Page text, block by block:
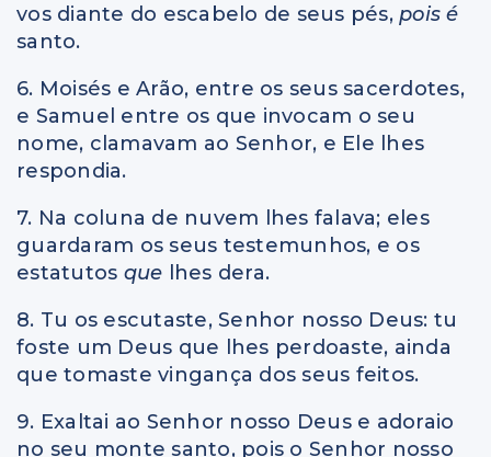
vos diante do escabelo de seus pés, pois é
santo.
6. Moisés e Arão, entre os seus sacerdotes,
e Samuel entre os que invocam o seu
nome, clamavam ao Senhor, e Ele lhes
respondia.
7. Na coluna de nuvem lhes falava; eles
guardaram os seus testemunhos, e os
estatutos que lhes dera.
8. Tu os escutaste, Senhor nosso Deus: tu
foste um Deus que lhes perdoaste, ainda
que tomaste vingança dos seus feitos.
9. Exaltai ao Senhor nosso Deus e adoraio
no seu monte santo, pois o Senhor nosso